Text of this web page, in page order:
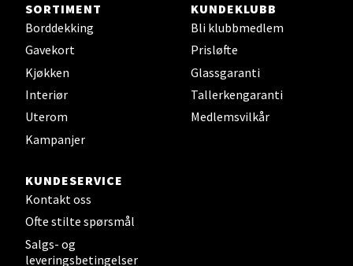
SORTIMENT
Borddekking
Gavekort
Kjøkken
Interiør
Uterom
Kampanjer
KUNDEKLUBB
Bli klubbmedlem
Prisløfte
Glassgaranti
Tallerkengaranti
Medlemsvilkår
KUNDESERVICE
Kontakt oss
Ofte stilte spørsmål
Salgs- og
leveringsbetingelser
Steinkjer - Thon Senter Steinkjer
Sjøfartsgata 2, 7714 Steinkjer
Leirvik - Stord
Torgbakken 2, 5401 Stord
Åpent i dag 10-17